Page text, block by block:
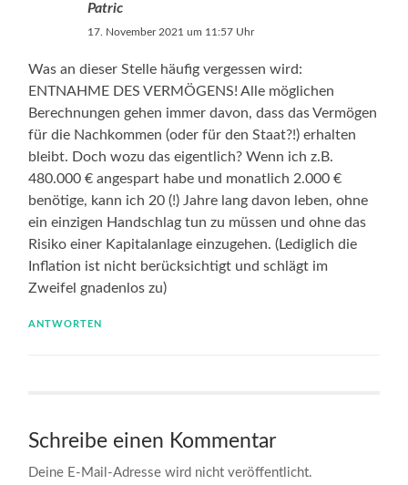
Patric
17. November 2021 um 11:57 Uhr
Was an dieser Stelle häufig vergessen wird:
ENTNAHME DES VERMÖGENS! Alle möglichen
Berechnungen gehen immer davon, dass das Vermögen
für die Nachkommen (oder für den Staat?!) erhalten
bleibt. Doch wozu das eigentlich? Wenn ich z.B.
480.000 € angespart habe und monatlich 2.000 €
benötige, kann ich 20 (!) Jahre lang davon leben, ohne
ein einzigen Handschlag tun zu müssen und ohne das
Risiko einer Kapitalanlage einzugehen. (Lediglich die
Inflation ist nicht berücksichtigt und schlägt im
Zweifel gnadenlos zu)
ANTWORTEN
Schreibe einen Kommentar
Deine E-Mail-Adresse wird nicht veröffentlicht.